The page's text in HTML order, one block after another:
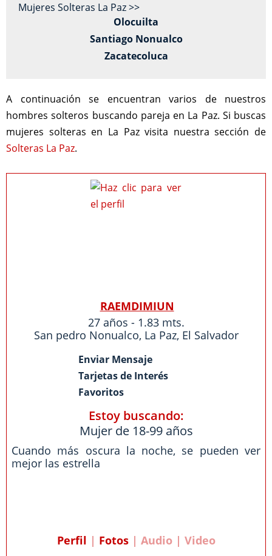
Mujeres Solteras La Paz >>
Olocuilta
Santiago Nonualco
Zacatecoluca
A continuación se encuentran varios de nuestros
hombres solteros buscando pareja en La Paz. Si buscas
mujeres solteras en La Paz visita nuestra sección de
Solteras La Paz.
RAEMDIMIUN
27 años - 1.83 mts.
San pedro Nonualco, La Paz, El Salvador
Enviar Mensaje
Tarjetas de Interés
Favoritos
Estoy buscando:
Mujer de 18-99 años
Cuando más oscura la noche, se pueden ver
mejor las estrella
Perfil | Fotos| Audio | Video